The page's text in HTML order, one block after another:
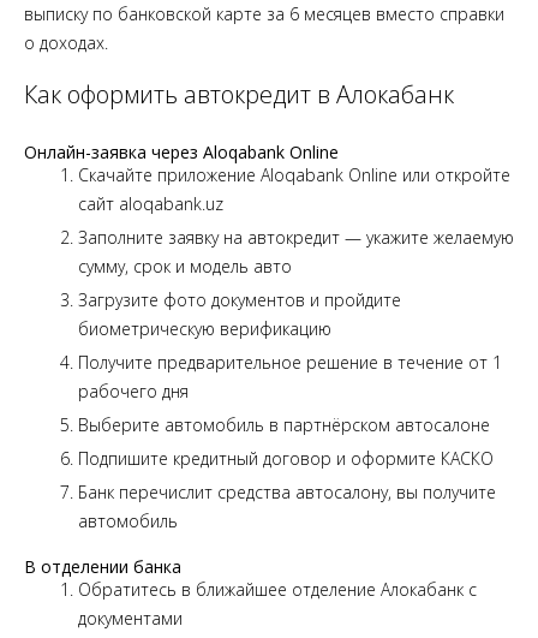
выписку по банковской карте за 6 месяцев вместо справки
о доходах.
Как оформить автокредит в Алокабанк
Онлайн-заявка через Aloqabank Online
Скачайте приложение Aloqabank Online или откройте
сайт aloqabank.uz
Заполните заявку на автокредит — укажите желаемую
сумму, срок и модель авто
Загрузите фото документов и пройдите
биометрическую верификацию
Получите предварительное решение в течение от 1
рабочего дня
Выберите автомобиль в партнёрском автосалоне
Подпишите кредитный договор и оформите КАСКО
Банк перечислит средства автосалону, вы получите
автомобиль
В отделении банка
Обратитесь в ближайшее отделение Алокабанк с
документами